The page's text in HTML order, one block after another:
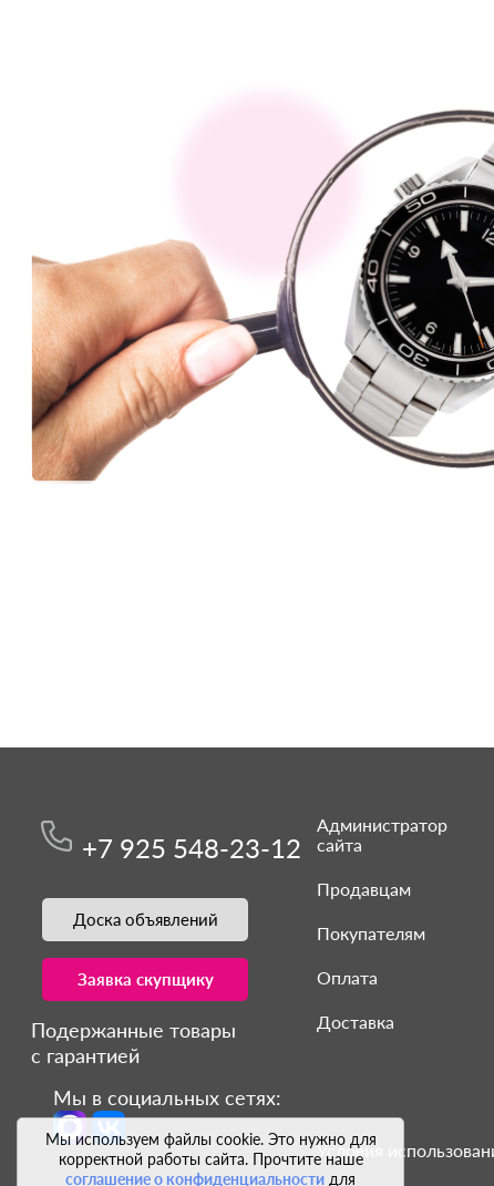
Мы используем файлы cookie. Это нужно для
корректной работы сайта. Прочтите наше
соглашение о конфиденциальности для
+7 925 548-23-12
Доска объявлений
Заявка скупщику
Подержанные товары
с гарантией
Мы в социальных сетях:
Администратор
сайта
Продавцам
Покупателям
Оплата
Доставка
Условия